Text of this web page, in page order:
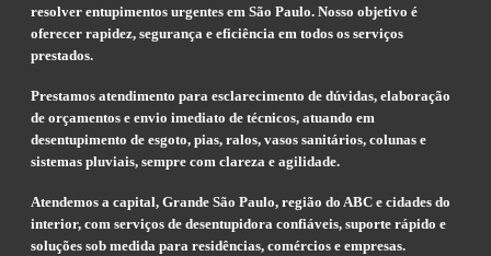
resolver entupimentos urgentes em São Paulo. Nosso objetivo é
oferecer rapidez, segurança e eficiência em todos os serviços
prestados.
Prestamos atendimento para esclarecimento de dúvidas, elaboração
de orçamentos e envio imediato de técnicos, atuando em
desentupimento de esgoto, pias, ralos, vasos sanitários, colunas e
sistemas pluviais, sempre com clareza e agilidade.
Atendemos a capital, Grande São Paulo, região do ABC e cidades do
interior, com serviços de desentupidora confiáveis, suporte rápido e
soluções sob medida para residências, comércios e empresas.